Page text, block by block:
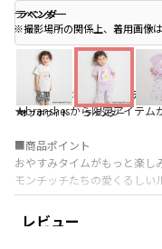
ラベンダー
※撮影場所の関係上、着用画像
ラベンダー
ラベンダー
オフホワイト ラベンダー
レビュー
【Monchhichi/モンチッチ】
★branshesから限定アイテム
■商品ポイント
おやすみタイムがもっと楽し
モンチッチたちの愛くるしい
ポップなカラーリングの『
カラフルでポップな『スウィ